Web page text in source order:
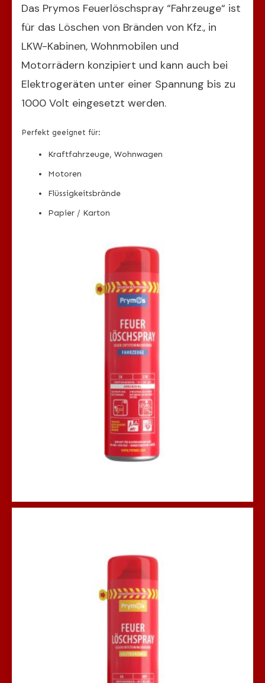
Das Prymos Feuerlöschspray “Fahrzeuge“ ist
für das Löschen von Bränden von Kfz., in
LKW-Kabinen, Wohnmobilen und
Motorrädern konzipiert und kann auch bei
Elektrogeräten unter einer Spannung bis zu
1000 Volt eingesetzt werden.
Perfekt geeignet für:
Kraftfahrzeuge, Wohnwagen
Motoren
Flüssigkeitsbrände
Papier / Karton